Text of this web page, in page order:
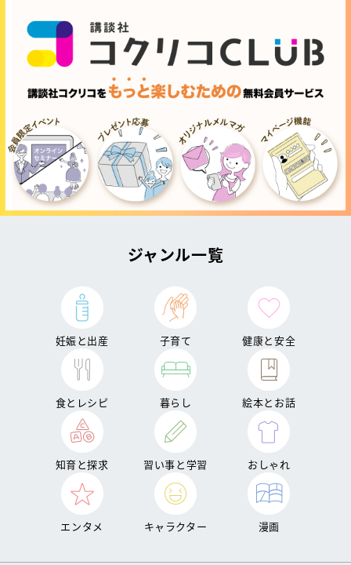
ジャンル一覧
妊娠と出産 子育て 健康と安全
食とレシピ 暮らし 絵本とお話
知育と探求 習い事と学習 おしゃれ
エンタメ キャラクター 漫画